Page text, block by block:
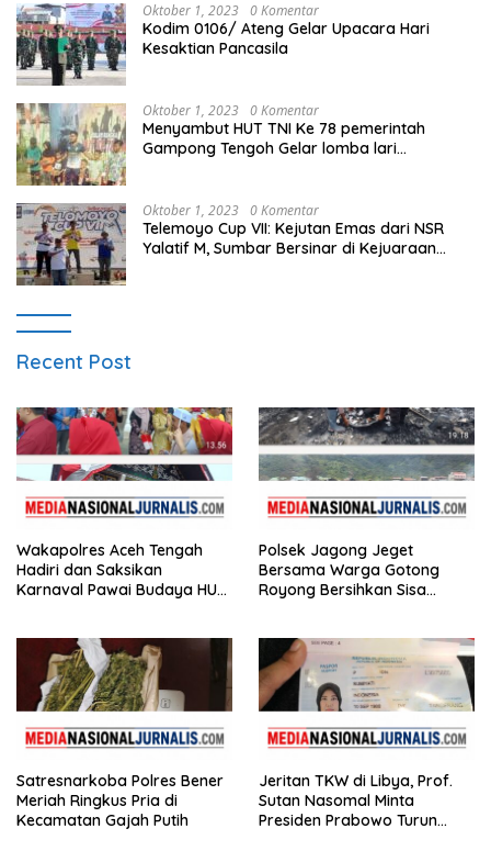
Oktober 1, 2023 0 Komentar
Kodim 0106/ Ateng Gelar Upacara Hari
Kesaktian Pancasila
Oktober 1, 2023 0 Komentar
Menyambut HUT TNI Ke 78 pemerintah
Gampong Tengoh Gelar lomba lari
Oktober 1, 2023 0 Komentar
Telemoyo Cup VII: Kejutan Emas dari NSR
Yalatif M, Sumbar Bersinar di Kejuaraan
Recent Post
Wakapolres Aceh Tengah
Hadiri dan Saksikan
Karnaval Pawai Budaya HUT
Polsek Jagong Jeget
Bersama Warga Gotong
Royong Bersihkan Sisa
Satresnarkoba Polres Bener
Meriah Ringkus Pria di
Kecamatan Gajah Putih
Jeritan TKW di Libya, Prof.
Sutan Nasomal Minta
Presiden Prabowo Turun